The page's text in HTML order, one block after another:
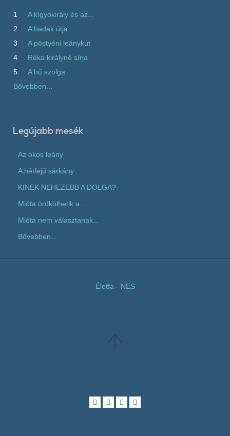
1
A kígyókirály és az...
2
A hadak útja
3
A pöstyéni leánykút
4
Réka királyné sírja
5
A hű szolga
Bővebben...
Legújabb mesék
Az okos leány
A hétfejű sárkány
KINEK NEHEZEBB A DOLGA?
Mióta örökölhetik a...
Mióta nem választanak...
Bővebben...
Életfa - NES